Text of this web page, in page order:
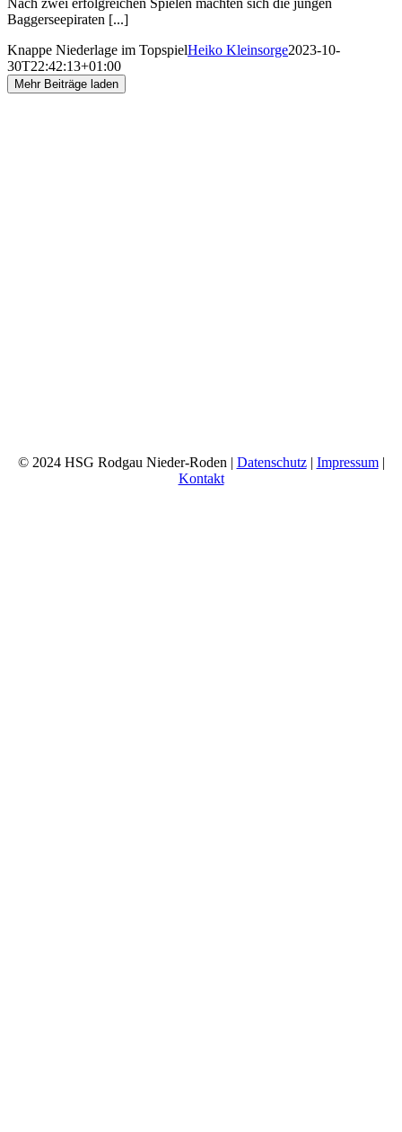
Nach zwei erfolgreichen Spielen machten sich die jungen
Baggerseepiraten [...]
Knappe Niederlage im TopspielHeiko Kleinsorge2023-10-
30T22:42:13+01:00
Mehr Beiträge laden
© 2024 HSG Rodgau Nieder-Roden | Datenschutz| Impressum|
Kontakt